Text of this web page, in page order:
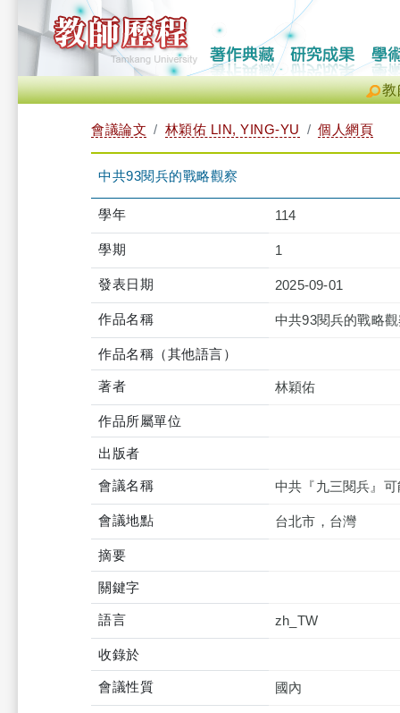
教
會議論文 林穎佑 LIN, YING-YU 個人網頁
中共93閱兵的戰略觀察
學年 114
學期 1
發表日期 2025-09-01
作品名稱 中共93閱兵的戰略
作品名稱（其他語言）
著者 林穎佑
作品所屬單位
出版者
會議名稱 中共『九三閱兵』
會議地點 台北市，台灣
摘要
關鍵字
語言 zh_TW
收錄於
會議性質 國內